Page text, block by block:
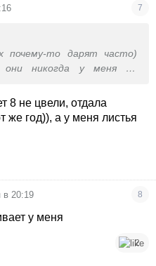
7
почему-то дарят часто)
они никогда у меня не
8 не цвели, отдала
же год)), а у меня листья
в 20:19 8
у меня
2